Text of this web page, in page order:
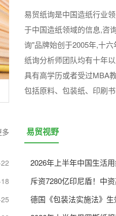
易贸纸询是中国造纸行业
于中国造纸领域的信息,咨
询"品牌始创于2005年,十
纸询分析师团队均有十年
具有高学历或者受过MBA
包括原料、包装纸、印刷
多 易贸视野
德国《包装法实施法》生